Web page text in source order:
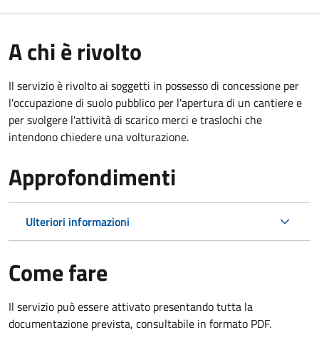
A chi è rivolto
Il servizio è rivolto ai soggetti in possesso di concessione per
l'occupazione di suolo pubblico per l'apertura di un cantiere e
per svolgere l'attività di scarico merci e traslochi che
intendono chiedere una volturazione.
Approfondimenti
Ulteriori informazioni
Come fare
Il servizio può essere attivato presentando tutta la
documentazione prevista, consultabile in formato PDF.